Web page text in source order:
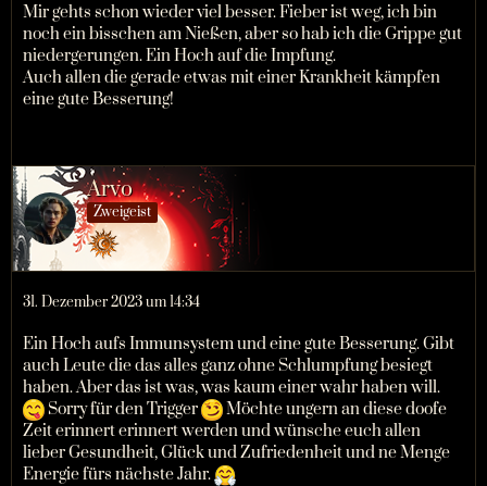
Mir gehts schon wieder viel besser. Fieber ist weg, ich bin
noch ein bisschen am Nießen, aber so hab ich die Grippe gut
niedergerungen. Ein Hoch auf die Impfung.
Auch allen die gerade etwas mit einer Krankheit kämpfen
eine gute Besserung!
Arvo
Zweigeist
31. Dezember 2023 um 14:34
Ein Hoch aufs Immunsystem und eine gute Besserung. Gibt
auch Leute die das alles ganz ohne Schlumpfung besiegt
haben. Aber das ist was, was kaum einer wahr haben will.
Sorry für den Trigger
Möchte ungern an diese doofe
Zeit erinnert erinnert werden und wünsche euch allen
lieber Gesundheit, Glück und Zufriedenheit und ne Menge
Energie fürs nächste Jahr.